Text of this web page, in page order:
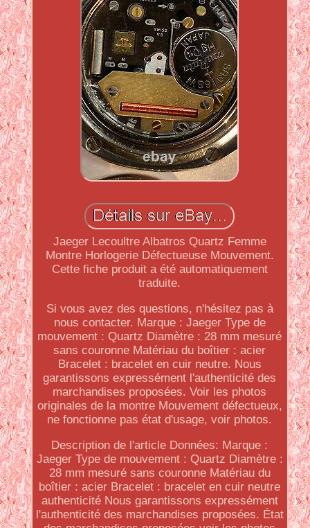
Jaeger Lecoultre Albatros Quartz Femme
Montre Horlogerie Défectueuse Mouvement.
Cette fiche produit a été automatiquement
traduite.
Si vous avez des questions, n'hésitez pas à
nous contacter. Marque : Jaeger Type de
mouvement : Quartz Diamètre : 28 mm mesuré
sans couronne Matériau du boîtier : acier
Bracelet : bracelet en cuir neutre. Nous
garantissons expressément l'authenticité des
marchandises proposées. Voir les photos
originales de la montre Mouvement défectueux,
ne fonctionne pas état d'usage, voir photos.
Description de l'article Données: Marque :
Jaeger Type de mouvement : Quartz Diamètre :
28 mm mesuré sans couronne Matériau du
boîtier : acier Bracelet : bracelet en cuir neutre
authenticité Nous garantissons expressément
l'authenticité des marchandises proposées. État